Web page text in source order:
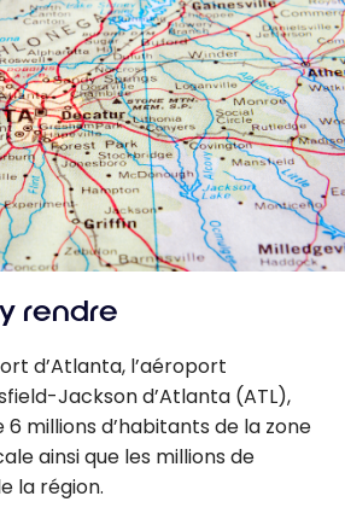
rendre
d’Atlanta, l’aéroport
Jackson d’Atlanta (ATL),
millions d’habitants de la zone
ainsi que les millions de
la région.